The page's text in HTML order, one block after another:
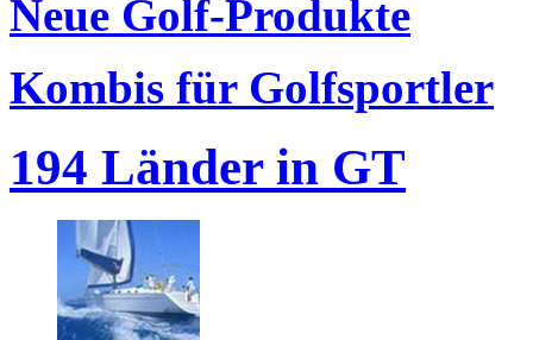
Neue Golf-Produkte
Kombis für Golfsportler
194 Länder in GT